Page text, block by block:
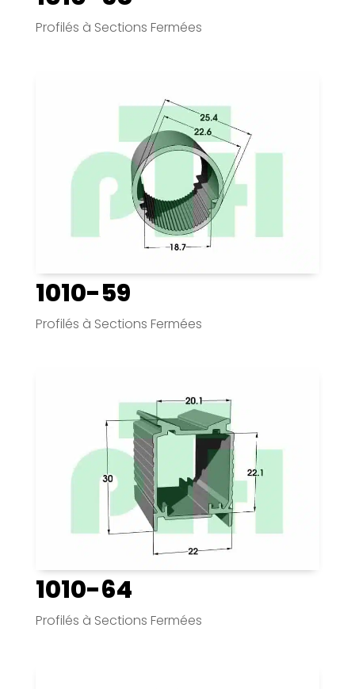
Profilés à Sections Fermées
1010-59
Profilés à Sections Fermées
1010-64
Profilés à Sections Fermées